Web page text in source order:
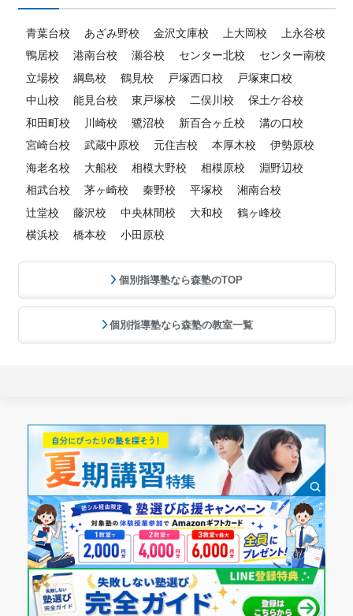
青葉台校 あざみ野校 金沢文庫校 上大岡校
上永谷校
鴨居校
港南台校 瀬谷校 センター北校
センター南校
立場校
綱島校 鶴見校 戸塚西口校
戸塚東口校
中山校
能見台校 東戸塚校 二俣川校
保土ケ谷校
和田町校
川崎校 鷺沼校 新百合ヶ丘校
溝の口校
宮崎台校
武蔵中原校 元住吉校 本厚木校
伊勢原校
海老名校
大船校 相模大野校 相模原校
淵野辺校
相武台校
茅ヶ崎校 秦野校 平塚校
湘南台校
辻堂校
藤沢校 中央林間校 大和校
鶴ヶ峰校
横浜校
橋本校 小田原校
個別指導塾なら森塾のTOP
個別指導塾なら森塾の教室一覧